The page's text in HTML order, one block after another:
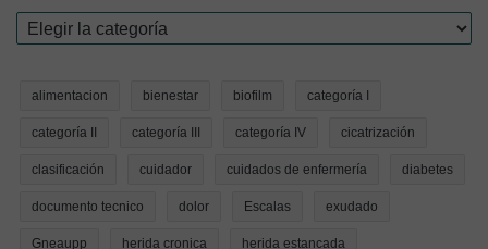
Categorías
y
alimentacion bienestar biofilm categoría I
categoría II categoría III categoría IV cicatrización
clasificación cuidador cuidados de enfermería diabetes
documento tecnico dolor Escalas exudado
Gneaupp herida cronica herida estancada